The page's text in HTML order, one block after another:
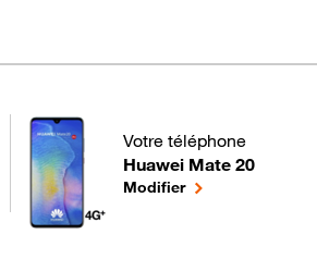
Votre téléphone
Huawei Mate 20
pour votre Huawei Mate
Modifierle téléphone